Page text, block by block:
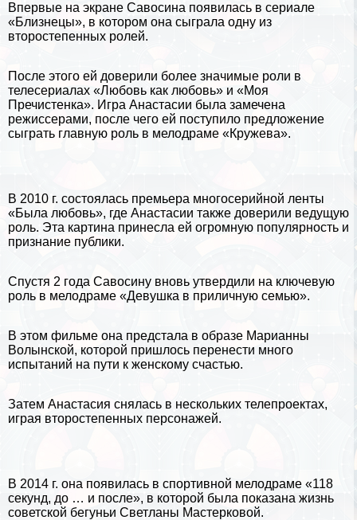
Впервые на экране Савосина появилась в сериале
«Близнецы», в котором она сыграла одну из
второстепенных ролей.
После этого ей доверили более значимые роли в
телесериалах «Любовь как любовь» и «Моя
Пречистенка». Игра Анастасии была замечена
режиссерами, после чего ей поступило предложение
сыграть главную роль в мелодраме «Кружева».
В 2010 г. состоялась премьера многосерийной ленты
«Была любовь», где Анастасии также доверили ведущую
роль. Эта картина принесла ей огромную популярность и
признание публики.
Спустя 2 года Савосину вновь утвердили на ключевую
роль в мелодраме «Дeвyшка в приличную семью».
В этом фильме она предстала в образе Марианны
Волынской, которой пришлось перенести много
испытаний на пути к женскому счастью.
Затем Анастасия снялась в нескольких телепроектах,
играя второстепенных персонажей.
В 2014 г. она появилась в спортивной мелодраме «118
секунд, до … и после», в которой была показана жизнь
советской бегуньи Светланы Мастерковой.